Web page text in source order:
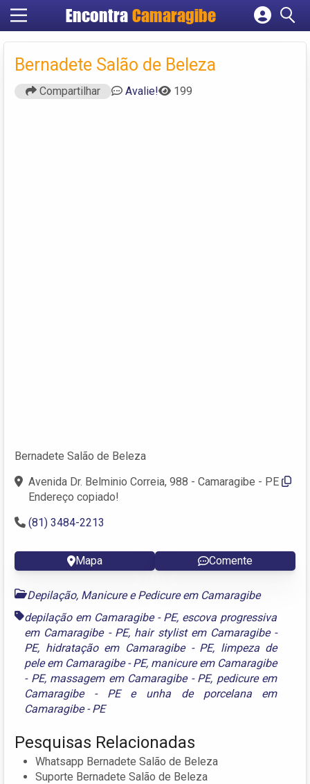
Encontra Camaragibe
Cadastrar empresa
Criar conta
Bernadete Salão de Beleza
Compartilhar Avalie! 199
Bernadete Salão de Beleza
Avenida Dr. Belminio Correia, 988 - Camaragibe - PE
Endereço copiado!
(81) 3484-2213
Mapa Comente
Depilação, Manicure e Pedicure em Camaragibe
depilação em Camaragibe - PE, escova progressiva
em Camaragibe - PE, hair stylist em Camaragibe -
PE, hidratação em Camaragibe - PE, limpeza de
pele em Camaragibe - PE, manicure em Camaragibe
- PE, massagem em Camaragibe - PE, pedicure em
Camaragibe - PEe unha de porcelana em
Camaragibe - PE
Pesquisas Relacionadas
Whatsapp Bernadete Salão de Beleza
Suporte Bernadete Salão de Beleza